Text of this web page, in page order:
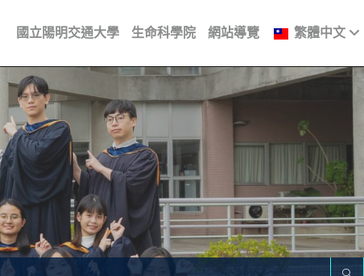
國立陽明交通大學 生命科學院 網站導覽 繁體中文